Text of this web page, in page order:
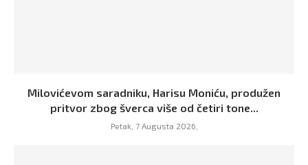
Milovićevom saradniku, Harisu Moniću, produžen
pritvor zbog šverca više od četiri tone...
Petak, 7 Augusta 2026,